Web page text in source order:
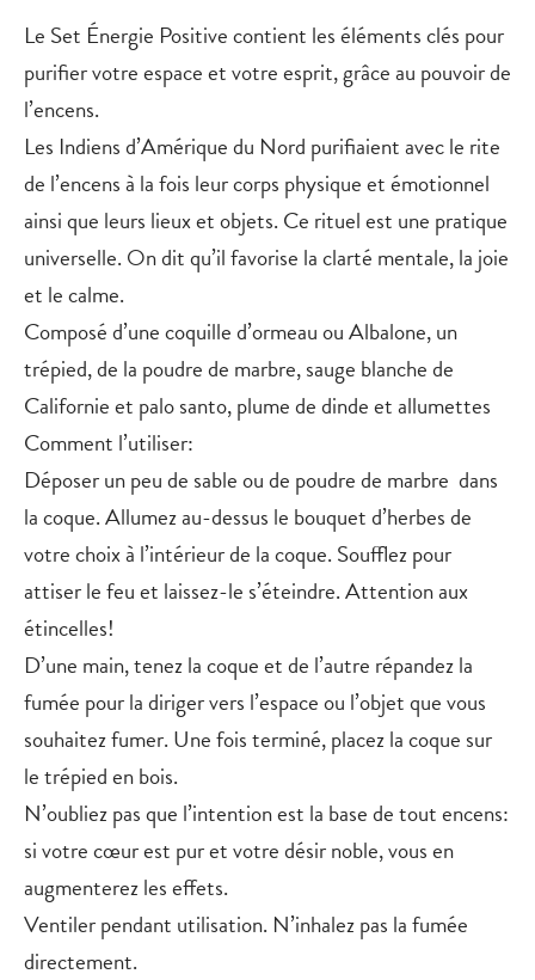
Le Set Énergie Positive contient les éléments clés pour
purifier votre espace et votre esprit, grâce au pouvoir de
l’encens.
Les Indiens d’Amérique du Nord purifiaient avec le rite
de l’encens à la fois leur corps physique et émotionnel
ainsi que leurs lieux et objets. Ce rituel est une pratique
universelle. On dit qu’il favorise la clarté mentale, la joie
et le calme.
Composé d’une coquille d’ormeau ou Albalone, un
trépied, de la poudre de marbre, sauge blanche de
Californie et palo santo, plume de dinde et allumettes
Comment l’utiliser:
Déposer un peu de sable ou de poudre de marbre dans
la coque. Allumez au-dessus le bouquet d’herbes de
votre choix à l’intérieur de la coque. Soufflez pour
attiser le feu et laissez-le s’éteindre. Attention aux
étincelles!
D’une main, tenez la coque et de l’autre répandez la
fumée pour la diriger vers l’espace ou l’objet que vous
souhaitez fumer. Une fois terminé, placez la coque sur
le trépied en bois.
N’oubliez pas que l’intention est la base de tout encens:
si votre cœur est pur et votre désir noble, vous en
augmenterez les effets.
Ventiler pendant utilisation. N’inhalez pas la fumée
directement.